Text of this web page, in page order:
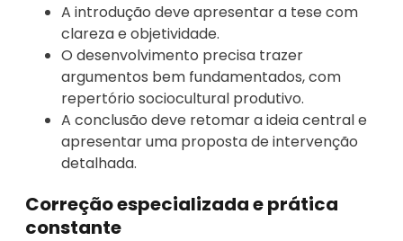
A introdução deve apresentar a tese com
clareza e objetividade.
O desenvolvimento precisa trazer
argumentos bem fundamentados, com
repertório sociocultural produtivo.
A conclusão deve retomar a ideia central e
apresentar uma proposta de intervenção
detalhada.
Correção especializada e prática
constante